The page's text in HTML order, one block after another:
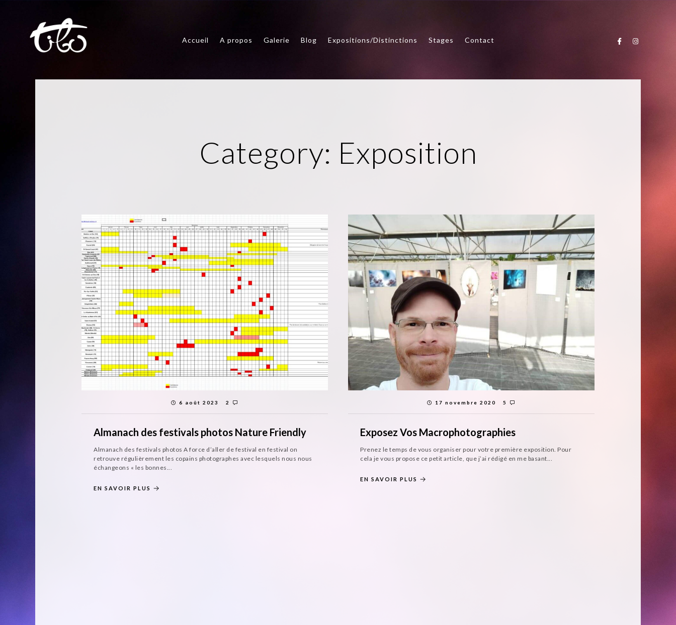
Accueil A propos Galerie Blog Expositions/Distinctions Stages Contact
Category: Exposition
6 août 2023 2
Almanach des festivals photos Nature Friendly
Almanach des festivals photos A force d’aller de festival en festival on
retrouve régulièrement les copains photographes avec lesquels nous nous
échangeons « les bonnes...
EN SAVOIR PLUS
17 novembre 2020 5
Exposez Vos Macrophotographies
Prenez le temps de vous organiser pour votre première exposition. Pour
cela je vous propose ce petit article, que j’ai rédigé en me basant...
EN SAVOIR PLUS